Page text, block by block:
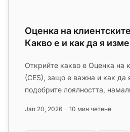
Оценка на
Какво е и как да я
Открийте какво е Оценка на
(CES), защо е важна и как да
подобрите лоялността,
Jan 20, 2026 10 мин четене